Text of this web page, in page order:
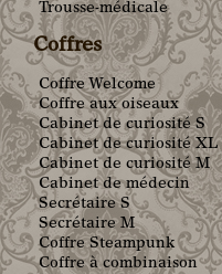
Trousse-médicale
Coffres
Coffre Welcome
Coffre aux oiseaux
Cabinet de curiosité S
Cabinet de curiosité XL
Cabinet de curiosité M
Cabinet de médecin
Secrétaire S
Secrétaire M
Coffre Steampunk
Coffre à combinaison